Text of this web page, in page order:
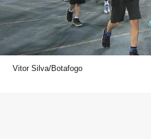
Vitor Silva/Botafogo